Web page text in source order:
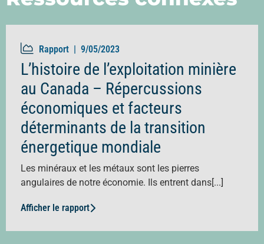
Rapport | 9/05/2023
L’histoire de l’exploitation minière
au Canada – Répercussions
économiques et facteurs
déterminants de la transition
énergetique mondiale
Les minéraux et les métaux sont les pierres
angulaires de notre économie. Ils entrent dans[...]
Afficher le rapport